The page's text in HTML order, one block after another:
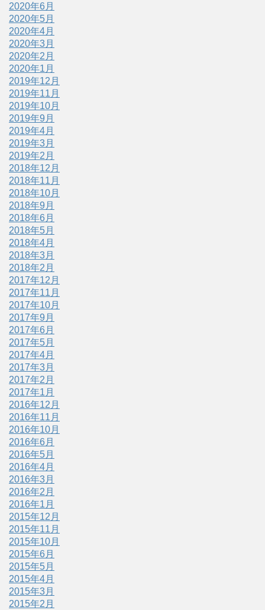
2020年6月
2020年5月
2020年4月
2020年3月
2020年2月
2020年1月
2019年12月
2019年11月
2019年10月
2019年9月
2019年4月
2019年3月
2019年2月
2018年12月
2018年11月
2018年10月
2018年9月
2018年6月
2018年5月
2018年4月
2018年3月
2018年2月
2017年12月
2017年11月
2017年10月
2017年9月
2017年6月
2017年5月
2017年4月
2017年3月
2017年2月
2017年1月
2016年12月
2016年11月
2016年10月
2016年6月
2016年5月
2016年4月
2016年3月
2016年2月
2016年1月
2015年12月
2015年11月
2015年10月
2015年6月
2015年5月
2015年4月
2015年3月
2015年2月